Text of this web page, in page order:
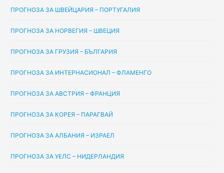
ПРОГНОЗА ЗА ШВЕЙЦАРИЯ – ПОРТУГАЛИЯ
ПРОГНОЗА ЗА НОРВЕГИЯ – ШВЕЦИЯ
ПРОГНОЗА ЗА ГРУЗИЯ – БЪЛГАРИЯ
ПРОГНОЗА ЗА ИНТЕРНАСИОНАЛ – ФЛАМЕНГО
ПРОГНОЗА ЗА АВСТРИЯ – ФРАНЦИЯ
ПРОГНОЗА ЗА КОРЕЯ – ПАРАГВАЙ
ПРОГНОЗА ЗА АЛБАНИЯ – ИЗРАЕЛ
ПРОГНОЗА ЗА УЕЛС – НИДЕРЛАНДИЯ